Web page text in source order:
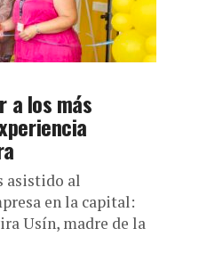
a los más
asistido al
en la capital:
Usín, madre de la